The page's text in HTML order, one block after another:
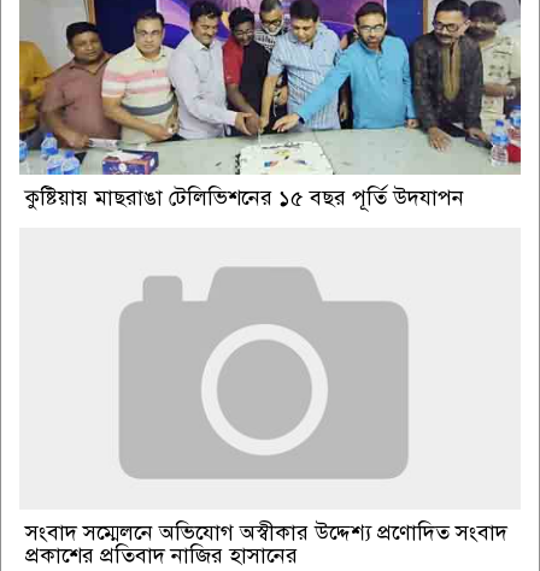
কুষ্টিয়ায় মাছরাঙা টেলিভিশনের ১৫ বছর পূর্তি উদযাপন
সংবাদ সম্মেলনে অভিযোগ অস্বীকার উদ্দেশ্য প্রণোদিত সংবাদ
প্রকাশের প্রতিবাদ নাজির হাসানের